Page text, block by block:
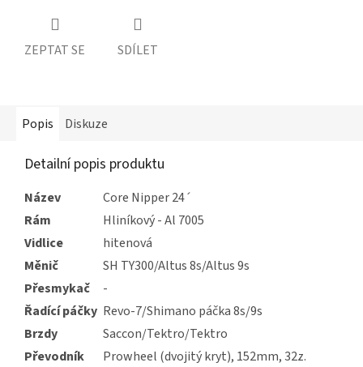
ZEPTAT SE SDÍLET
Popis Diskuze
Detailní popis produktu
Název
Core Nipper 24´
Rám
Hliníkový - Al 7005
Vidlice
hitenová
Měnič
SH TY300/Altus 8s/Altus 9s
Přesmykač
-
Řadící páčky Revo-7/Shimano páčka 8s/9s
Brzdy
Saccon/Tektro/Tektro
Převodník
Prowheel (dvojitý kryt), 152mm, 32z.